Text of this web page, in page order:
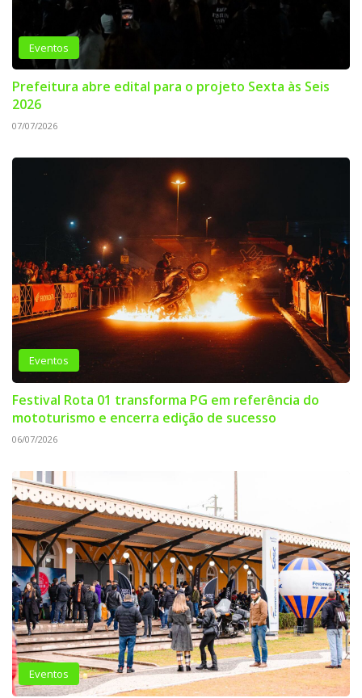
Eventos
Prefeitura abre edital para o projeto Sexta às Seis
2026
07/07/2026
Eventos
Festival Rota 01 transforma PG em referência do
mototurismo e encerra edição de sucesso
06/07/2026
Eventos